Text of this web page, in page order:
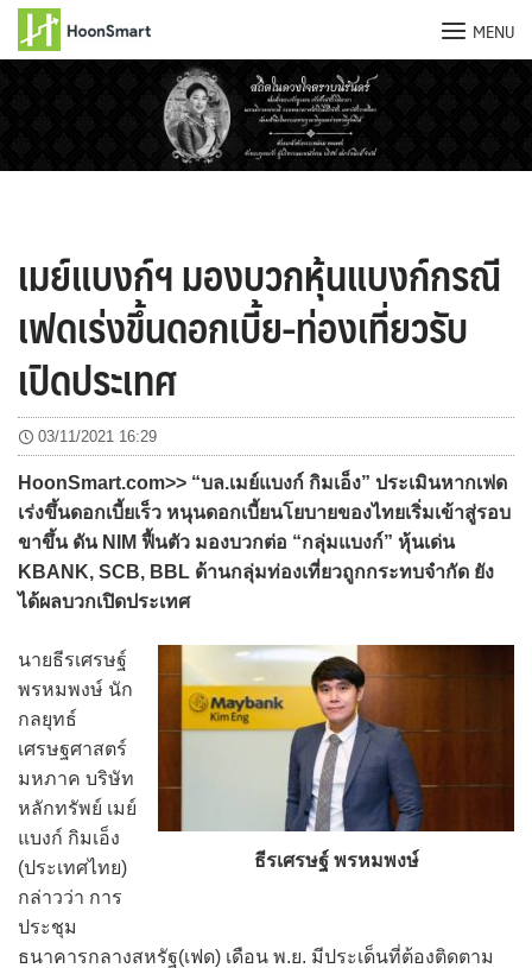
MENU
เมย์แบงก์ฯ มองบวกหุ้นแบงก์กรณี
เฟดเร่งขึ้นดอกเบี้ย-ท่องเที่ยวรับ
เปิดประเทศ
03/11/2021 16:29
HoonSmart.com>> “บล.เมย์แบงก์ กิมเอ็ง” ประเมินหากเฟด
เร่งขึ้นดอกเบี้ยเร็ว หนุนดอกเบี้ยนโยบายของไทยเริ่มเข้าสู่รอบ
ขาขึ้น ดัน NIM ฟื้นตัว มองบวกต่อ “กลุ่มแบงก์” หุ้นเด่น
KBANK, SCB, BBL ด้านกลุ่มท่องเที่ยวถูกกระทบจำกัด ยัง
ได้ผลบวกเปิดประเทศ
ธีรเศรษฐ์ พรหมพงษ์
นายธีรเศรษฐ์
พรหมพงษ์ นัก
กลยุทธ์
เศรษฐศาสตร์
มหภาค บริษัท
หลักทรัพย์ เมย์
แบงก์ กิมเอ็ง
(ประเทศไทย)
กล่าวว่า การ
ประชุม
ธนาคารกลางสหรัฐ(เฟด) เดือน พ.ย. มีประเด็นที่ต้องติดตาม